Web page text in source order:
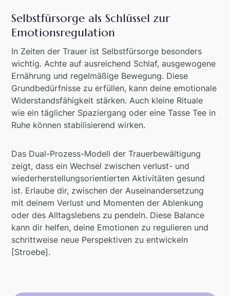
Selbstfürsorge als Schlüssel zur
Emotionsregulation
In Zeiten der Trauer ist Selbstfürsorge besonders
wichtig. Achte auf ausreichend Schlaf, ausgewogene
Ernährung und regelmäßige Bewegung. Diese
Grundbedürfnisse zu erfüllen, kann deine emotionale
Widerstandsfähigkeit stärken. Auch kleine Rituale
wie ein täglicher Spaziergang oder eine Tasse Tee in
Ruhe können stabilisierend wirken.
Das Dual-Prozess-Modell der Trauerbewältigung
zeigt, dass ein Wechsel zwischen verlust- und
wiederherstellungsorientierten Aktivitäten gesund
ist. Erlaube dir, zwischen der Auseinandersetzung
mit deinem Verlust und Momenten der Ablenkung
oder des Alltagslebens zu pendeln. Diese Balance
kann dir helfen, deine Emotionen zu regulieren und
schrittweise neue Perspektiven zu entwickeln
[Stroebe].